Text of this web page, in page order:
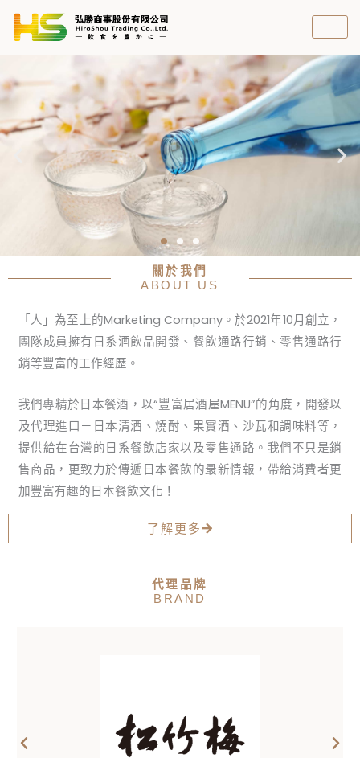
內
代理進口各式日本酒類飲品，致力於傳遞日本餐飲的
最新情報，帶給消費者更加豐富有趣的日本餐飲文
化！
關於我們
ABOUT US
「人」為至上的Marketing Company。於2021年10月創立，
團隊成員擁有日系酒飲品開發、餐飲通路行銷、零售通路行
銷等豐富的工作經歷。
我們專精於日本餐酒，以“豐富居酒屋MENU”的角度，開發以
及代理進口－日本清酒、燒酎、果實酒、沙瓦和調味料等，
提供給在台灣的日系餐飲店家以及零售通路。我們不只是銷
售商品，更致力於傳遞日本餐飲的最新情報，帶給消費者更
加豐富有趣的日本餐飲文化！
了解更多
代理品牌
BRAND